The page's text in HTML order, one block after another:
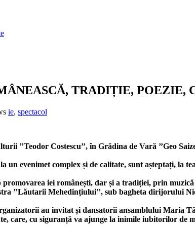
TRADIȚIE, POEZIE,
ie, spectacol
’’Teodor Costescu’’, în Grădina de Vară ’’Geo
un evenimet complex și de calitate, sunt așteptați, la
iei românești, dar și a tradiției, prin
’’Lăutarii Mehedințiului’’, sub bagheta dirijorului
au invitat și dansatorii ansamblului Maria
care, cu siguranță va ajunge la inimile iubitorilor de